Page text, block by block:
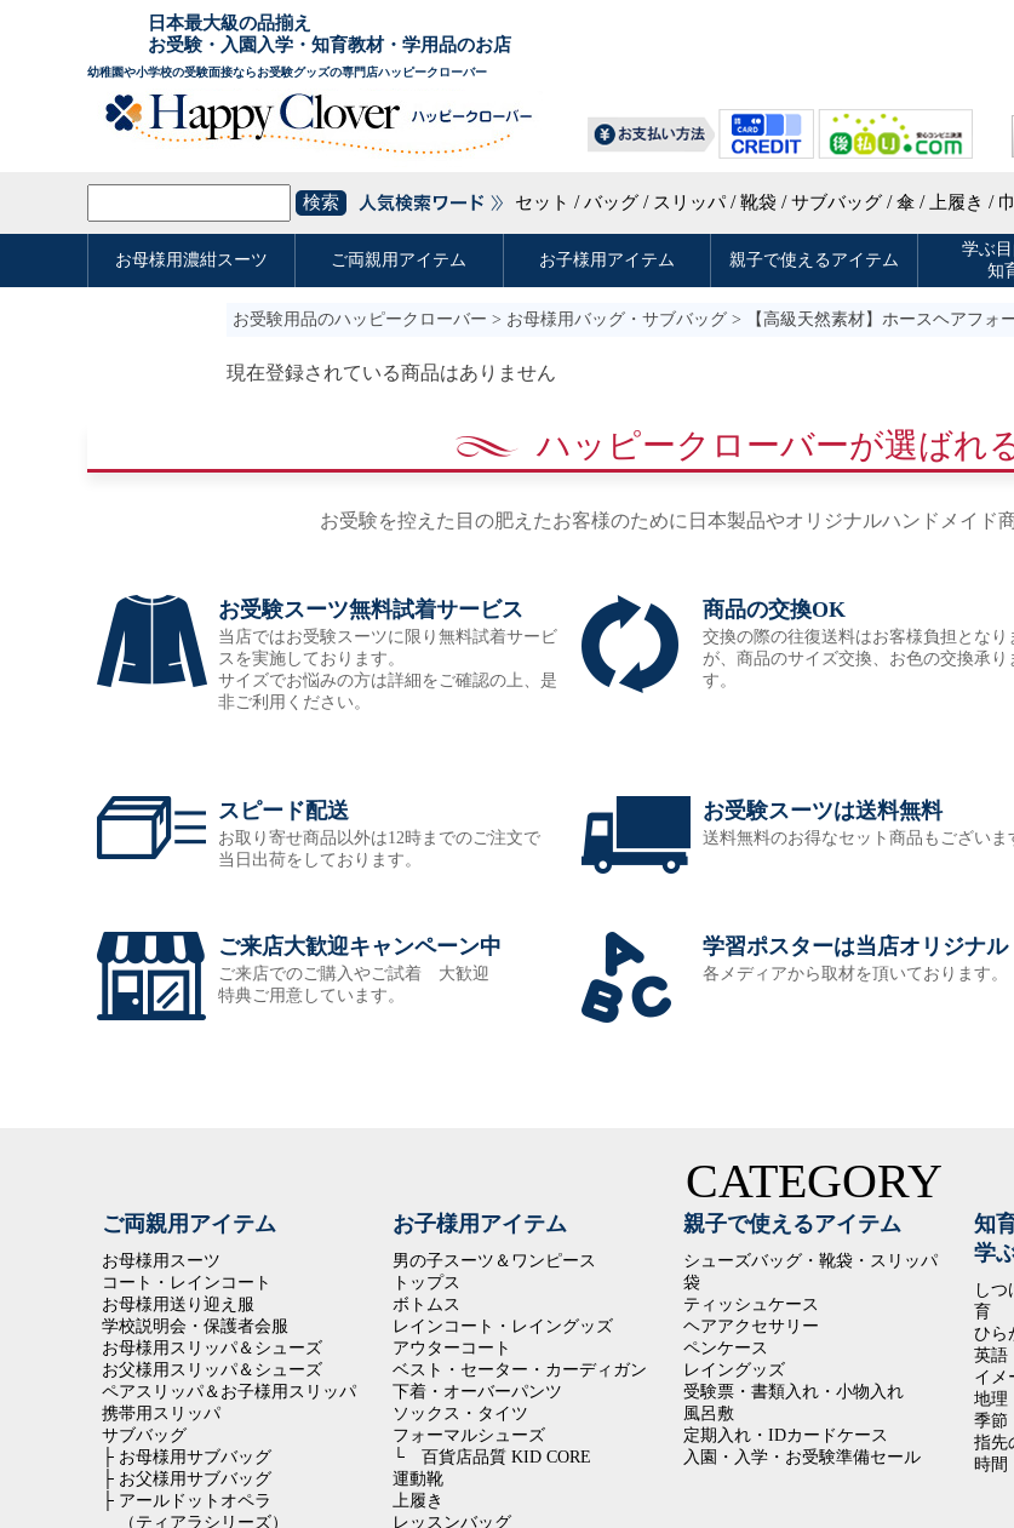
お受験用品のハッピークローバー > お母様用バッグ・サブバッグ > 【高級天然素材】ホースヘアフォ
現在登録されている商品はありません
ハッピークローバーが選ばれ
お受験を控えた目の肥えたお客様のために日本製品やオリジナルハンドメイド
お受験スーツ無料試着サービス
当店ではお受験スーツに限り無料試着サービ
スを実施しております。
サイズでお悩みの方は詳細をご確認の上、是
非ご利用ください。
商品の交換OK
交換の際の往復送料はお客様負担となり
が、商品のサイズ交換、お色の交換承り
す。
スピード配送
お取り寄せ商品以外は12時までのご注文で
当日出荷をしております。
お受験スーツは送料無料
送料無料のお得なセット商品もございま
ご来店大歓迎キャンペーン中
ご来店でのご購入やご試着 大歓迎
特典ご用意しています。
学習ポスターは当店オリジナル
各メディアから取材を頂いております。